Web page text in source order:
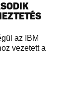
az IBM
vezetett a